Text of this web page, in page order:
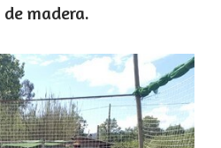
madera.